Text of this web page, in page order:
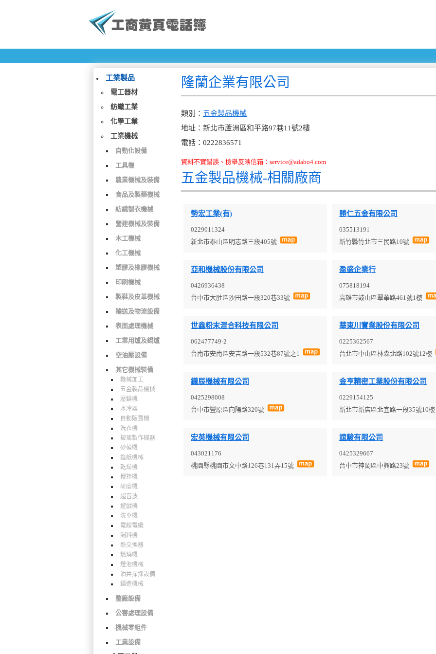
工業製品
電工器材
紡織工業
化學工業
工業機械
自動化設備
工具機
農業機械及裝備
食品及製藥機械
紡織製衣機械
營建機械及裝備
木工機械
化工機械
塑膠及橡膠機械
印刷機械
製鞋及皮革機械
輸送及物流設備
表面處理機械
工業用爐及鍋爐
空油壓設備
其它機械裝備
機械加工
五金製品機械
壓鑄機
水冷器
自動販賣機
洗衣機
玻璃製作機器
砂輪機
造紙機械
乾燥機
攪拌機
研磨機
超音波
遊戲機
洗車機
電線電纜
飼料機
熱交換器
燃燒機
燈泡機械
油井探採設備
鑄造機械
整廠設備
公害處理設備
機械零組件
工業設備
隆蘭企業有限公司
類別： 五金製品機械
地址：新北市蘆洲區和平路97巷11號2樓
電話：0222836571
資料不實錯誤、檢舉反映信箱：service@adabo4.com
五金製品機械-相關廠商
勢宏工業(有)
0229011324
新北市泰山區明志路三段405號
勝仁五金有限公司
035513191
新竹縣竹北市三民路10號
亞和機械股份有限公司
0426936438
台中市大肚區沙田路一段320巷33號
盈盛企業行
075818194
高雄市鼓山區翠華路461號1樓
世鑫粉末混合科技有限公司
062477749-2
台南市安南區安吉路一段532巷87號之1
華東川實業股份有限公司
0225362567
台北市中山區林森北路102號12樓
鑨辰機械有限公司
0425298008
台中市豐原區向陽路320號
金亨精密工業股份有限公司
0229154125
新北市新店區北宜路一段35號10
宏英機械有限公司
043021176
桃園縣桃園市文中路126巷131弄15號
誼駿有限公司
0425329667
台中市神岡區中興路23號